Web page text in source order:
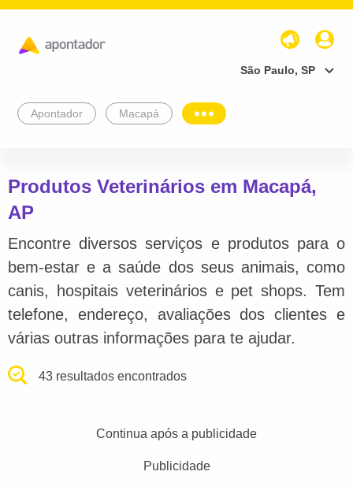
São Paulo, SP
Apontador Macapá
Produtos Veterinários em Macapá,
AP
Encontre diversos serviços e produtos para o
bem-estar e a saúde dos seus animais, como
canis, hospitais veterinários e pet shops. Tem
telefone, endereço, avaliações dos clientes e
várias outras informações para te ajudar.
43 resultados encontrados
Continua após a publicidade
Publicidade